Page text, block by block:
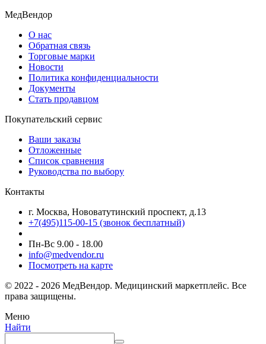
МедВендор
О нас
Обратная связь
Торговые марки
Новости
Политика конфиденциальности
Документы
Стать продавцом
Покупательский сервис
Ваши заказы
Отложенные
Список сравнения
Руководства по выбору
Контакты
г. Москва, Нововатутинский проспект, д.13
+7(495)115-00-15 (звонок бесплатный)
Пн-Вс 9.00 - 18.00
info@medvendor.ru
Посмотреть на карте
© 2022 - 2026 МедВендор. Медицинский маркетплейс. Все
права защищены.
Меню
Найти